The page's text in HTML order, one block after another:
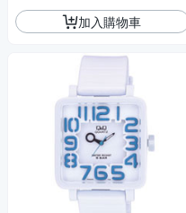
加入購物車